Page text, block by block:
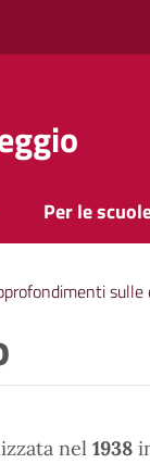
Per le
sulle
nel 1938